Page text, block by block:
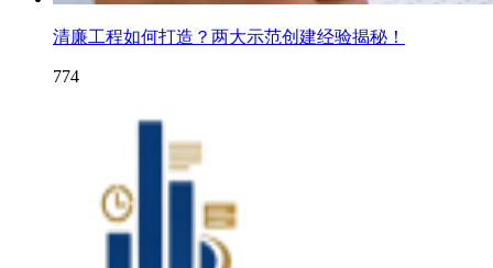
清廉工程如何打造？两大示范创建经验揭秘！
774